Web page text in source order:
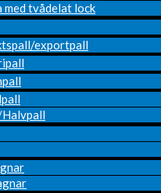
med tvådelat lock
exportpall